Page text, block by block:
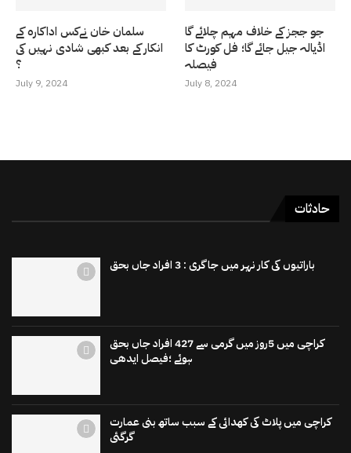
سلمان خان نےکس اداکارہ کے
انکار کے بعد کبھی شادی نہیں کی
؟
July 9, 2024
جو ججز کے خلاف مہم چلائے گا
اڈیالہ جیل جائے گا؛ فل کورٹ کا
فیصلہ
July 8, 2024
حادثات
باراتیوں کی کار نہر میں جاگری : 3 افراد جاں بحق
کراچی میں 5روز میں گرمی سے 427 افراد جاں بحق
ہوئے ؛فیصل ایدھی
کراچی میں پلاٹ کی کھدائی کے سبب ساتھ بنی عمارت
گرگئی